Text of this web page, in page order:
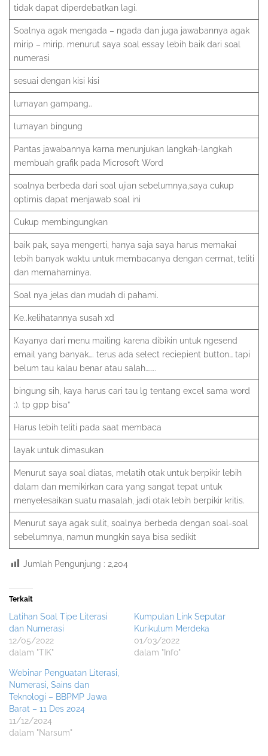
tidak dapat diperdebatkan lagi.
Soalnya agak mengada – ngada dan juga jawabannya agak
mirip – mirip. menurut saya soal essay lebih baik dari soal
numerasi
sesuai dengan kisi kisi
lumayan gampang..
lumayan bingung
Pantas jawabannya karna menunjukan langkah-langkah
membuah grafik pada Microsoft Word
soalnya berbeda dari soal ujian sebelumnya,saya cukup
optimis dapat menjawab soal ini
Cukup membingungkan
baik pak, saya mengerti, hanya saja saya harus memakai
lebih banyak waktu untuk membacanya dengan cermat, teliti
dan memahaminya.
Soal nya jelas dan mudah di pahami.
Ke..kelihatannya susah xd
Kayanya dari menu mailing karena dibikin untuk ngesend
email yang banyak…. terus ada select reciepient button… tapi
belum tau kalau benar atau salah……..
bingung sih, kaya harus cari tau lg tentang excel sama word
:). tp gpp bisa”
Harus lebih teliti pada saat membaca
layak untuk dimasukan
Menurut saya soal diatas, melatih otak untuk berpikir lebih
dalam dan memikirkan cara yang sangat tepat untuk
menyelesaikan suatu masalah, jadi otak lebih berpikir kritis.
Menurut saya agak sulit, soalnya berbeda dengan soal-soal
sebelumnya, namun mungkin saya bisa sedikit
Jumlah Pengunjung : 2,204
Terkait
Latihan Soal Tipe Literasi
dan Numerasi
12/05/2022
dalam "TIK"
Kumpulan Link Seputar
Kurikulum Merdeka
01/03/2022
dalam "Info"
Webinar Penguatan Literasi,
Numerasi, Sains dan
Teknologi – BBPMP Jawa
Barat – 11 Des 2024
11/12/2024
dalam "Narsum"